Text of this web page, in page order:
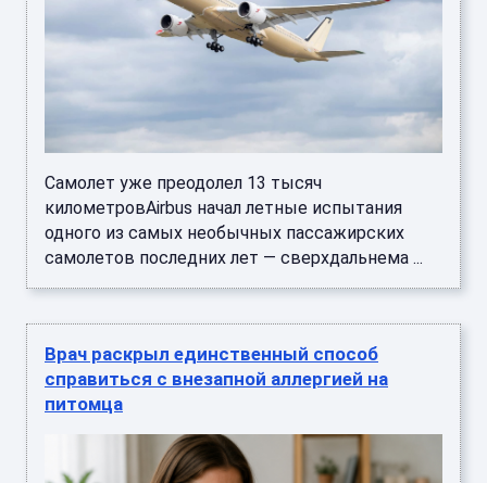
Самолет уже преодолел 13 тысяч
километровAirbus начал летные испытания
одного из самых необычных пассажирских
самолетов последних лет — сверхдальнема ...
Врач раскрыл единственный способ
справиться с внезапной аллергией на
питомца